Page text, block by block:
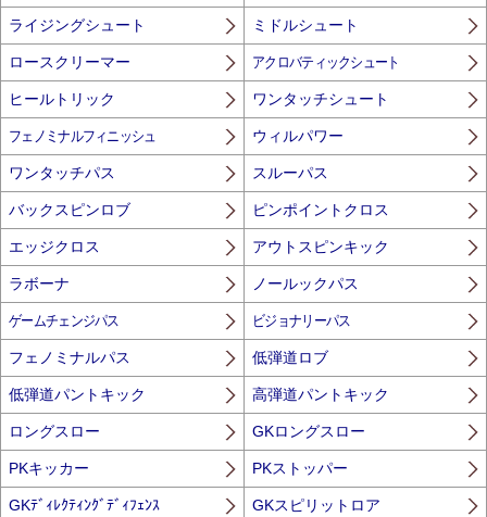
ライジングシュート ミドルシュート
ロースクリーマー アクロバティックシュート
ヒールトリック ワンタッチシュート
フェノミナルフィニッシュ ウィルパワー
ワンタッチパス スルーパス
バックスピンロブ ピンポイントクロス
エッジクロス アウトスピンキック
ラボーナ ノールックパス
ゲームチェンジパス ビジョナリーパス
フェノミナルパス 低弾道ロブ
低弾道パントキック 高弾道パントキック
ロングスロー GKロングスロー
PKキッカー PKストッパー
GKﾃﾞｨﾚｸﾃｨﾝｸﾞﾃﾞｨﾌｪﾝｽ GKスピリットロア